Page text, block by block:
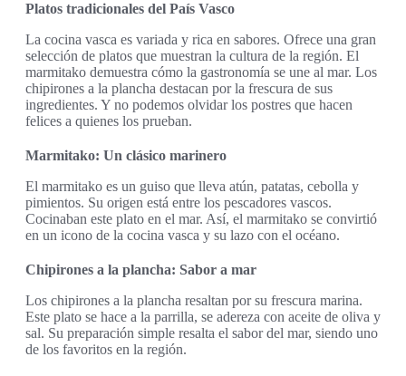
Platos tradicionales del País Vasco
La cocina vasca es variada y rica en sabores. Ofrece una gran
selección de platos que muestran la cultura de la región. El
marmitako demuestra cómo la gastronomía se une al mar. Los
chipirones a la plancha destacan por la frescura de sus
ingredientes. Y no podemos olvidar los postres que hacen
felices a quienes los prueban.
Marmitako: Un clásico marinero
El marmitako es un guiso que lleva atún, patatas, cebolla y
pimientos. Su origen está entre los pescadores vascos.
Cocinaban este plato en el mar. Así, el marmitako se convirtió
en un icono de la cocina vasca y su lazo con el océano.
Chipirones a la plancha: Sabor a mar
Los chipirones a la plancha resaltan por su frescura marina.
Este plato se hace a la parrilla, se adereza con aceite de oliva y
sal. Su preparación simple resalta el sabor del mar, siendo uno
de los favoritos en la región.